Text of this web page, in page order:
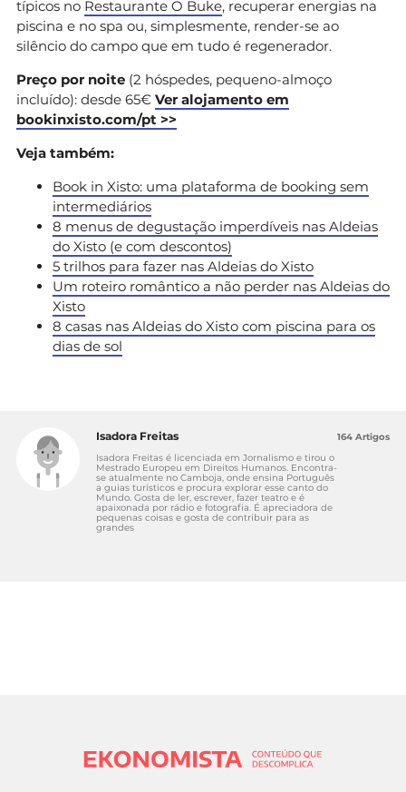
típicos no Restaurante O Buke, recuperar energias na
piscina e no spa ou, simplesmente, render-se ao
silêncio do campo que em tudo é regenerador.
Preço por noite (2 hóspedes, pequeno-almoço
incluído): desde 65€ Ver alojamento em
bookinxisto.com/pt >>
Veja também:
Book in Xisto: uma plataforma de booking sem
intermediários
8 menus de degustação imperdíveis nas Aldeias
do Xisto (e com descontos)
5 trilhos para fazer nas Aldeias do Xisto
Um roteiro romântico a não perder nas Aldeias do
Xisto
8 casas nas Aldeias do Xisto com piscina para os
dias de sol
Isadora Freitas
Isadora Freitas é licenciada em Jornalismo e tirou o
Mestrado Europeu em Direitos Humanos. Encontra-
se atualmente no Camboja, onde ensina Português
a guias turísticos e procura explorar esse canto do
Mundo. Gosta de ler, escrever, fazer teatro e é
apaixonada por rádio e fotografia. É apreciadora de
pequenas coisas e gosta de contribuir para as
grandes
164 Artigos